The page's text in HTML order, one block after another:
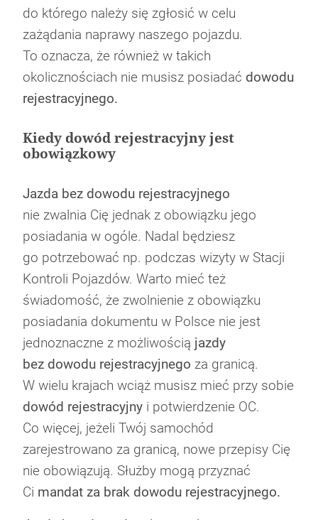
do którego należy się zgłosić w celu
zażądania naprawy naszego pojazdu.
To oznacza, że również w takich
okolicznościach nie musisz posiadać dowodu
rejestracyjnego.
Kiedy dowód rejestracyjny jest
obowiązkowy
Jazda bez dowodu rejestracyjnego
nie zwalnia Cię jednak z obowiązku jego
posiadania w ogóle. Nadal będziesz
go potrzebować np. podczas wizyty w Stacji
Kontroli Pojazdów. Warto mieć też
świadomość, że zwolnienie z obowiązku
posiadania dokumentu w Polsce nie jest
jednoznaczne z możliwością jazdy
bez dowodu rejestracyjnego za granicą.
W wielu krajach wciąż musisz mieć przy sobie
dowód rejestracyjny i potwierdzenie OC.
Co więcej, jeżeli Twój samochód
zarejestrowano za granicą, nowe przepisy Cię
nie obowiązują. Służby mogą przyznać
Ci mandat za brak dowodu rejestracyjnego.